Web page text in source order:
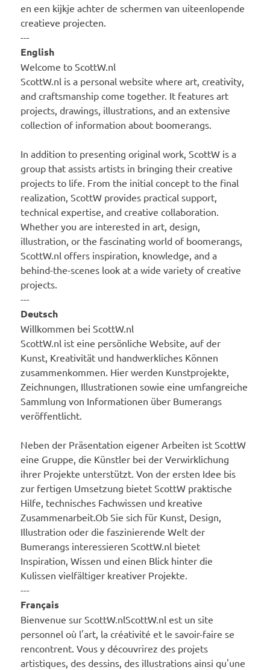
en een kijkje achter de schermen van uiteenlopende
creatieve projecten.
---
English
Welcome to ScottW.nl
ScottW.nl is a personal website where art, creativity,
and craftsmanship come together. It features art
projects, drawings, illustrations, and an extensive
collection of information about boomerangs.
In addition to presenting original work, ScottW is a
group that assists artists in bringing their creative
projects to life. From the initial concept to the final
realization, ScottW provides practical support,
technical expertise, and creative collaboration.
Whether you are interested in art, design,
illustration, or the fascinating world of boomerangs,
ScottW.nl offers inspiration, knowledge, and a
behind-the-scenes look at a wide variety of creative
projects.
---
Deutsch
Willkommen bei ScottW.nl
ScottW.nl ist eine persönliche Website, auf der
Kunst, Kreativität und handwerkliches Können
zusammenkommen. Hier werden Kunstprojekte,
Zeichnungen, Illustrationen sowie eine umfangreiche
Sammlung von Informationen über Bumerangs
veröffentlicht.
Neben der Präsentation eigener Arbeiten ist ScottW
eine Gruppe, die Künstler bei der Verwirklichung
ihrer Projekte unterstützt. Von der ersten Idee bis
zur fertigen Umsetzung bietet ScottW praktische
Hilfe, technisches Fachwissen und kreative
Zusammenarbeit.Ob Sie sich für Kunst, Design,
Illustration oder die faszinierende Welt der
Bumerangs interessieren ScottW.nl bietet
Inspiration, Wissen und einen Blick hinter die
Kulissen vielfältiger kreativer Projekte.
---
Français
Bienvenue sur ScottW.nlScottW.nl est un site
personnel où l'art, la créativité et le savoir-faire se
rencontrent. Vous y découvrirez des projets
artistiques, des dessins, des illustrations ainsi qu'une